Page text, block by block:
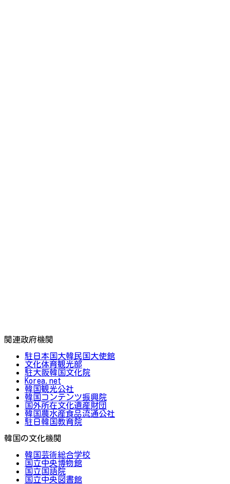
関連政府機関
駐日本国大韓民国大使館
文化体育観光部
駐大阪韓国文化院
Korea.net
韓国観光公社
韓国コンテンツ振興院
国外所在文化遺産財団
韓国農水産食品流通公社
駐日韓国教育院
韓国の文化機関
韓国芸術総合学校
国立中央博物館
国立国語院
国立中央図書館